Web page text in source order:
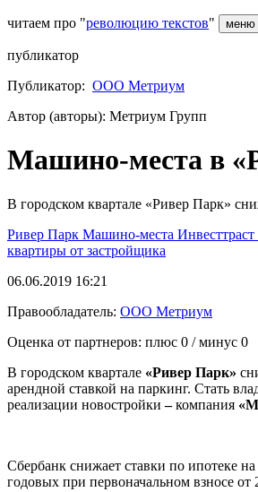
читаем про "революцию текстов" меню
публикатор
Публикатор: ООО Метриум
Автор (авторы): Метриум Групп
Машино-места в
В городском квартале «Ривер Парк»
Ривер Парк Машино-места Инвесттраст
квартиры от застройщика
06.06.2019 16:21
Правообладатель: ООО Метриум
Оценка от партнеров: плюс 0 / минус 0
В городском квартале «Ривер Парк»
арендной ставкой на паркинг. Стать
реализации новостройки –компания
Сбербанк снижает ставки по ипотеке
годовых при первоначальном взносе